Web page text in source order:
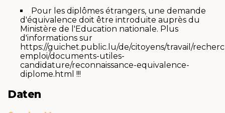
Pour les diplômes étrangers, une demande
d'équivalence doit être introduite auprès du
Ministère de l'Education nationale. Plus
d'informations sur
https://guichet.public.lu/de/citoyens/travail/
emploi/documents-utiles-
candidature/reconnaissance-equivalence-
diplome.html !!!
Daten